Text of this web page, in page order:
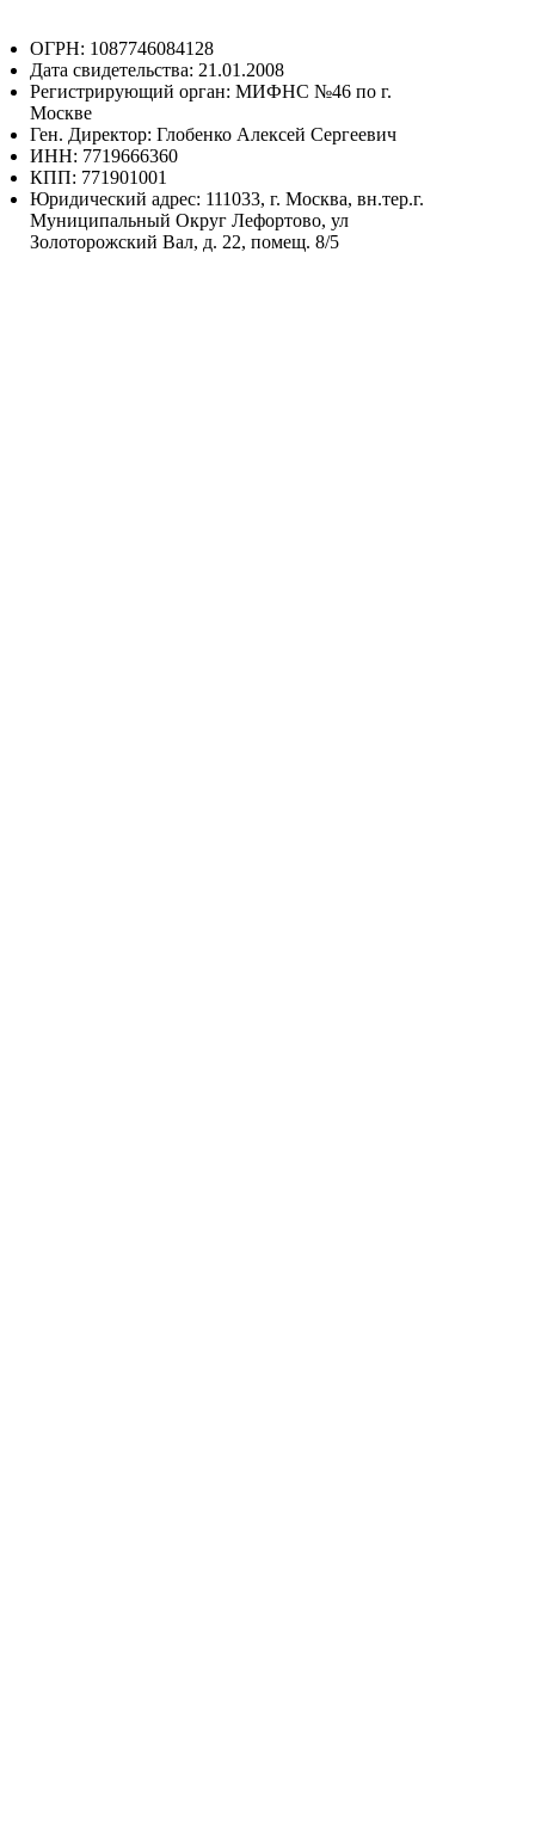
ОГРН: 1087746084128
Дата свидетельства: 21.01.2008
Регистрирующий орган: МИФНС №46 по г.
Москве
Ген. Директор: Глобенко Алексей Сергеевич
ИНН: 7719666360
КПП: 771901001
Юридический адрес: 111033, г. Москва, вн.тер.г.
Муниципальный Округ Лефортово, ул
Золоторожский Вал, д. 22, помещ. 8/5